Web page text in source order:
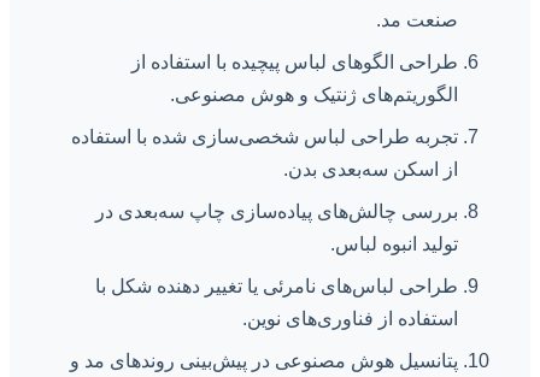
صنعت مد.
طراحی الگوهای لباس پیچیده با استفاده از
الگوریتم‌های ژنتیک و هوش مصنوعی.
تجربه طراحی لباس شخصی‌سازی شده با استفاده
از اسکن سه‌بعدی بدن.
بررسی چالش‌های پیاده‌سازی چاپ سه‌بعدی در
تولید انبوه لباس.
طراحی لباس‌های نامرئی یا تغییر دهنده شکل با
استفاده از فناوری‌های نوین.
پتانسیل هوش مصنوعی در پیش‌بینی روندهای مد و